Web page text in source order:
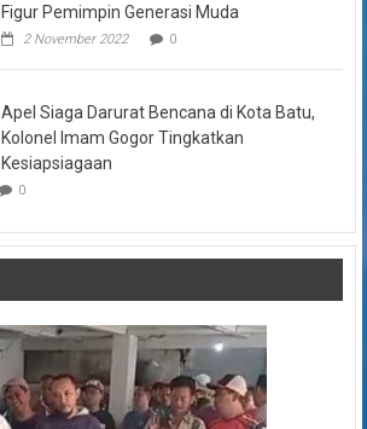
Figur Pemimpin Generasi Muda
2 November 2022 0
Apel Siaga Darurat Bencana di Kota Batu,
Kolonel Imam Gogor Tingkatkan
Kesiapsiagaan
0